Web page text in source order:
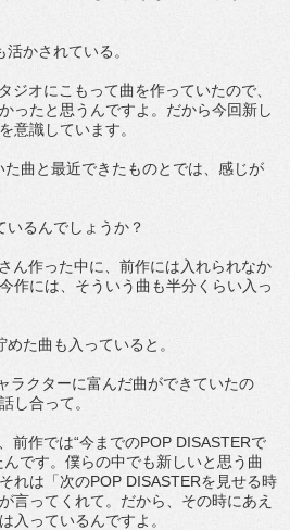
かされている。
ジオにこもって曲を作っていたので、
ったと思うんですよ。だから今回新し
意識しています。
曲と最近できたものとでは、感じが
いるんでしょうか？
ん作った中に、前作には入れられなか
作には、そういう曲も半分くらい入っ
た曲も入っていると。
ラクターに富んだ曲ができていたの
し合って。
前作では“今までのPOP DISASTERで
です。僕らの中でも新しいと思う曲
れは「次のPOP DISASTERを見せる時
言ってくれて。だから、その時にあえ
入っているんですよ。